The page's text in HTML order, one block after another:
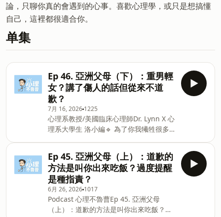
論，只聊你真的會遇到的心事。喜歡心理學，或只是想搞懂
自己，這裡都很適合你。
单集
Ep 46. 亞洲父母（下）：重男輕
女？講了傷人的話但從來不道
歉？
7月 16, 2026 1225
心理系教授/美國臨床心理師Dr. Lynn X 心
理系大學生 洛小編🔹 為了你我犧牲很多…
買房子給弟弟，然後要姊姊繳房貸？🔹 孩
子的壓力只是無病呻吟？為賦新詞強說
愁？留言告訴我你對這一集的想法：
https://open.firstory.me/user/
若你喜歡心理不魯曹，記得訂閱開啟小鈴
鐺!歡迎留下五星評論+問題，也可以在下
追蹤心理不魯曹的社群/平台。官方IG：
Ep 45. 亞洲父母（上）：道歉的
方法是叫你出來吃飯？過度提醒
是種指責？
6月 26, 2026 1017
Podcast 心理不魯曹Ep 45. 亞洲父母
（上）：道歉的方法是叫你出來吃飯？過